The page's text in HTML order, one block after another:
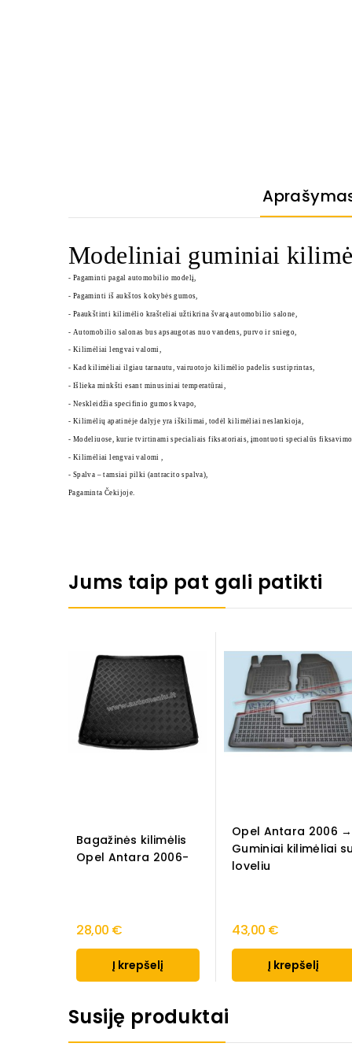
Modeliniai guminiai
- Pagaminti pagal automobilio modelį,
- Pagaminti iš aukštos kokybės gumos,
- Paaukštinti kilimėlio krašteliai užtikrina švarą automobilio salone,
- Automobilio salonas bus apsaugotas nuo vandens, purvo ir sniego,
- Kilimėliai lengvai valomi,
- Kad kilimėliai ilgiau tarnautu, vairuotojo kilimėlio padelis sustiprintas,
- Išlieka minkšti esant minusiniai temperatūrai,
- Neskleidžia specifinio gumos kvapo,
- Kilimėlių apatinėje dalyje yra iškilimai, todėl kilimėliai neslankioja,
- Modeliuose, kurie tvirtinami specialiais fiksatoriais, įmontuoti specialūs
- Kilimėliai lengvai valomi ,
- Spalva – tamsiai pilki (antracito spalva),
Pagaminta Čekijoje.
Jums taip pat gali patikti
Bagažinės kilimėlis
Opel Antara 2006-
28,00 €
Į krepšelį
Opel Antara 2006 →
Guminiai kilimėliai
loveliu
43,00 €
Į krepšelį
Susiję produktai